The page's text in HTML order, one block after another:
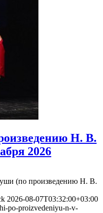
Н. В.
2026
(по произведению Н. В.
2026-08-07T03:32:00+03:00
po-proizvedeniyu-n-v-